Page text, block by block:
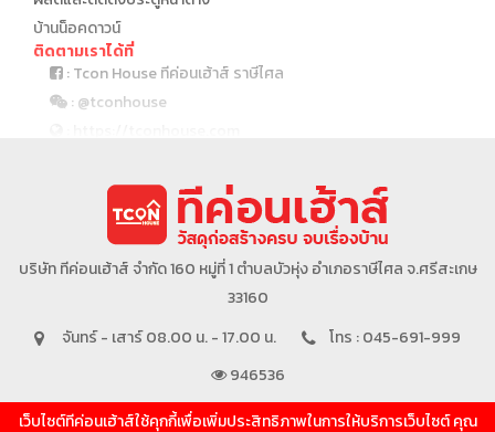
บ้านน็อคดาวน์
ติดตามเราได้ที่
: Tcon House ทีค่อนเฮ้าส์ ราษีไศล
: @tconhouse
บริษัทในเครือ
บริษัท ทีค่อนเฮ้าส์ จำกัด 160 หมู่ที่ 1 ตำบลบัวหุ่ง อำเภอราษีไศล จ.ศรีสะเกษ
33160
จันทร์ - เสาร์ 08.00 น. - 17.00 น.
โทร : 045-691-999
946536
เว็บไซต์ทีค่อนเฮ้าส์ใช้คุกกี้เพื่อเพิ่มประสิทธิภาพในการให้บริการเว็บไซต์ คุณ